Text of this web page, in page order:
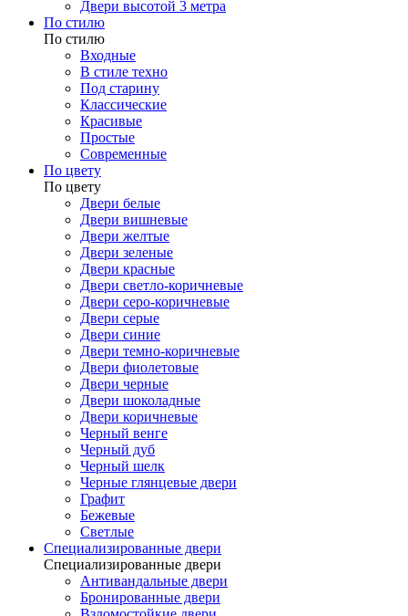
Двери высотой 3 метра
По стилю
По стилю
Входные
В стиле техно
Под старину
Классические
Красивые
Простые
Современные
По цвету
По цвету
Двери белые
Двери вишневые
Двери желтые
Двери зеленые
Двери красные
Двери светло-коричневые
Двери серо-коричневые
Двери серые
Двери синие
Двери темно-коричневые
Двери фиолетовые
Двери черные
Двери шоколадные
Двери коричневые
Черный венге
Черный дуб
Черный шелк
Черные глянцевые двери
Графит
Бежевые
Светлые
Специализированные двери
Специализированные двери
Антивандальные двери
Бронированные двери